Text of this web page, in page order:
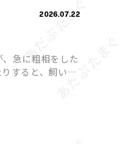
2026.07.22
急に粗相をした
すると、飼い主